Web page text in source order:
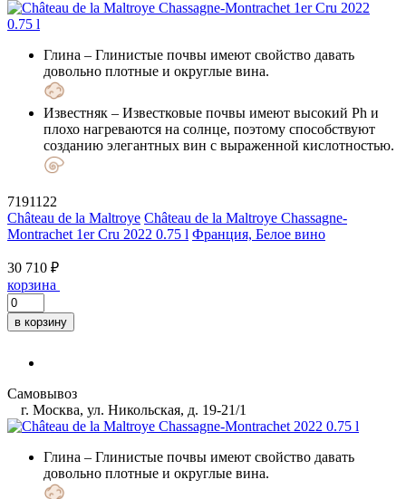
Глина – Глинистые почвы имеют свойство давать
довольно плотные и округлые вина.
Известняк – Известковые почвы имеют высокий Ph и
плохо нагреваются на солнце, поэтому способствуют
созданию элегантных вин с выраженной кислотностью.
7191122
Château de la Maltroye Château de la Maltroye Chassagne-
Montrachet 1er Cru 2022 0.75 l Франция, Белое вино
30 710 ₽
корзина
в корзину
Самовывоз
г. Москва, ул. Никольская, д. 19-21/1
Глина – Глинистые почвы имеют свойство давать
довольно плотные и округлые вина.